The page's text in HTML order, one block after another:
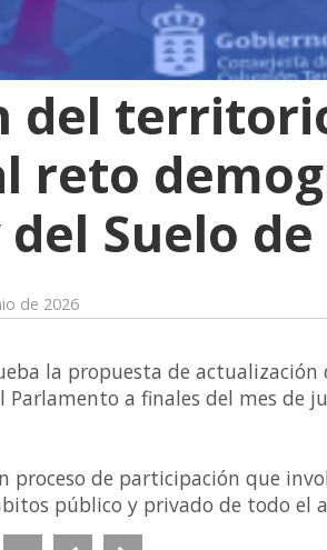
del
reto
Suelo
de 2026
la propuesta de actualización
Parlamento a finales del mes de
proceso de participación que
público y privado de todo el